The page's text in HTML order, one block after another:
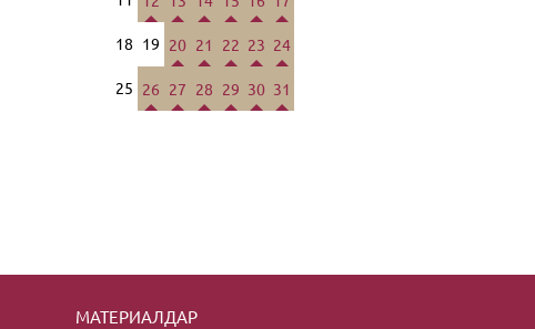
18 19 20 21 22 23 24
25 26 27 28 29 30 31
МАТЕРИАЛДАР